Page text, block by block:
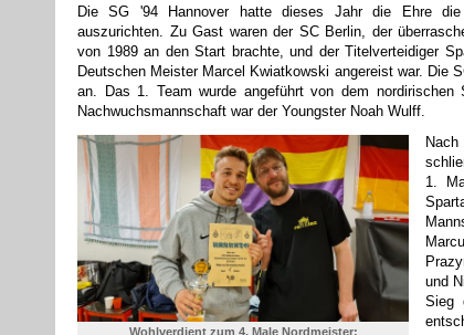
Die SG '94 Hannover hatte dieses Jahr die Ehre die
auszurichten. Zu Gast waren der SC Berlin, der
von 1989 an den Start brachte, und der Titelverteidiger
Deutschen Meister Marcel Kwiatkowski angereist war. Die
an. Das 1. Team wurde angeführt von dem nordirischen
Nachwuchsmannschaft war der Youngster Noah Wulff.
Wohlverdient zum 4. Male Nordmeister:
1.
und
Sieg